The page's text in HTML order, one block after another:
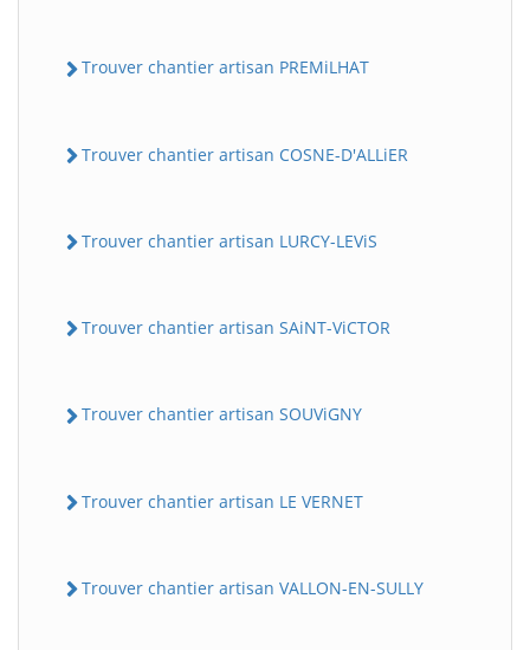
Trouver chantier artisan PREMiLHAT
Trouver chantier artisan COSNE-D'ALLiER
Trouver chantier artisan LURCY-LEViS
Trouver chantier artisan SAiNT-ViCTOR
Trouver chantier artisan SOUViGNY
Trouver chantier artisan LE VERNET
Trouver chantier artisan VALLON-EN-SULLY